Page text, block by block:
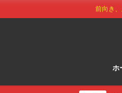
前向き
ホ